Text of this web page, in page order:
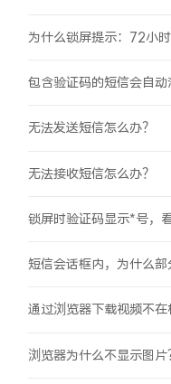
为什么锁屏提示：72小
包含验证码的短信会自动
无法发送短信怎么办？
无法接收短信怎么办？
锁屏时验证码显示*号，
通过浏览器下载视频不在
浏览器为什么不显示图片